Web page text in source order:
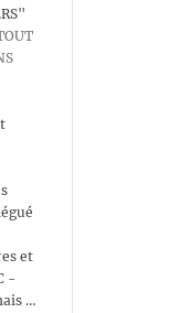
et
-
…